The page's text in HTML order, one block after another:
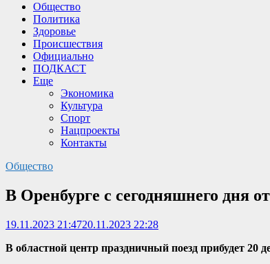
Общество
Политика
Здоровье
Происшествия
Официально
ПОДКАСТ
Еще
Экономика
Культура
Спорт
Нацпроекты
Контакты
Общество
В Оренбурге с сегодняшнего дня
19.11.2023 21:4720.11.2023 22:28
В областной центр праздничный поезд прибудет